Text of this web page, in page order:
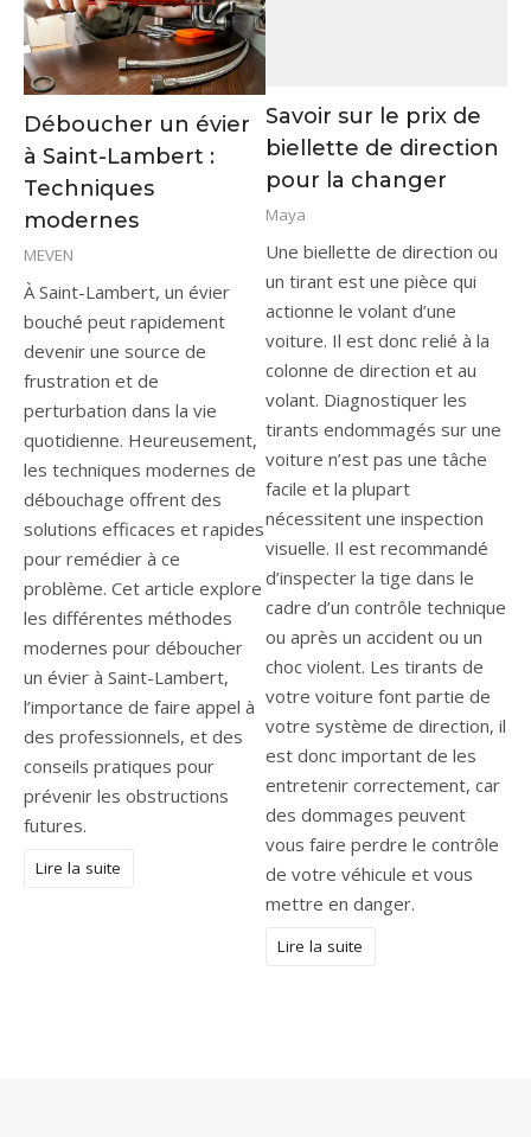
Déboucher un évier
à Saint-Lambert :
Techniques
modernes
MEVEN
À Saint-Lambert, un évier
bouché peut rapidement
devenir une source de
frustration et de
perturbation dans la vie
quotidienne. Heureusement,
les techniques modernes de
débouchage offrent des
solutions efficaces et rapides
pour remédier à ce
problème. Cet article explore
les différentes méthodes
modernes pour déboucher
un évier à Saint-Lambert,
l’importance de faire appel à
des professionnels, et des
conseils pratiques pour
prévenir les obstructions
futures.
Lire la suite
Savoir sur le prix de
biellette de direction
pour la changer
Maya
Une biellette de direction ou
un tirant est une pièce qui
actionne le volant d’une
voiture. Il est donc relié à la
colonne de direction et au
volant. Diagnostiquer les
tirants endommagés sur une
voiture n’est pas une tâche
facile et la plupart
nécessitent une inspection
visuelle. Il est recommandé
d’inspecter la tige dans le
cadre d’un contrôle technique
ou après un accident ou un
choc violent. Les tirants de
votre voiture font partie de
votre système de direction, il
est donc important de les
entretenir correctement, car
des dommages peuvent
vous faire perdre le contrôle
de votre véhicule et vous
mettre en danger.
Lire la suite